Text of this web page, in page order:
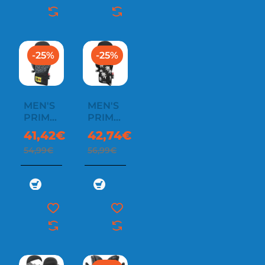
-25%
MEN'S
PRIMER
MITT
41,42€
54,99€
-25%
MEN'S
PRIMER
MITT
42,74€
56,99€